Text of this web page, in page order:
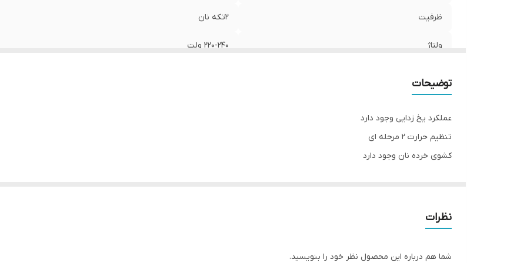
ظرفیت 2تکه نان
ولتاژ 220-240 ولت
توضیحات
عملکرد یخ زدایی وجود دارد
تنظیم حرارت 2 مرحله ای
کشوی خرده نان وجود دارد
نظرات
شما هم درباره این محصول نظر خود را بنویسید.